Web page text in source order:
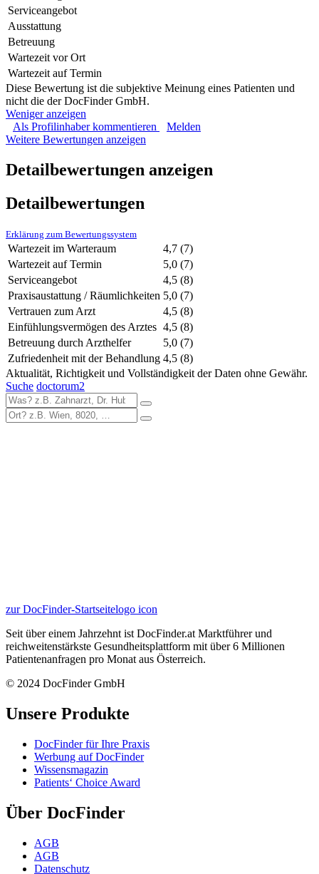
Serviceangebot
Ausstattung
Betreuung
Wartezeit vor Ort
Wartezeit auf Termin
Diese Bewertung ist die subjektive Meinung eines Patienten und
nicht die der DocFinder GmbH.
Weniger anzeigen
Als Profilinhaber kommentieren
Melden
Weitere Bewertungen anzeigen
Detailbewertungen anzeigen
Detailbewertungen
Erklärung zum Bewertungssystem
Wartezeit im Warteraum 4,7 (7)
Wartezeit auf Termin
5,0 (7)
Serviceangebot
4,5 (8)
Praxisaustattung / Räumlichkeiten 5,0 (7)
Vertrauen zum Arzt
4,5 (8)
Einfühlungsvermögen des Arztes 4,5 (8)
Betreuung durch Arzthelfer
5,0 (7)
Zufriedenheit mit der Behandlung 4,5 (8)
Aktualität, Richtigkeit und Vollständigkeit der Daten ohne Gewähr.
Suche doctorum2
zur DocFinder-Startseitelogo icon
Seit über einem Jahrzehnt ist DocFinder.at Marktführer und
reichweitenstärkste Gesundheitsplattform mit über 6 Millionen
Patientenanfragen pro Monat aus Österreich.
© 2024 DocFinder GmbH
Unsere Produkte
DocFinder für Ihre Praxis
Werbung auf DocFinder
Wissensmagazin
Patients‘ Choice Award
Über DocFinder
AGB
AGB
Datenschutz